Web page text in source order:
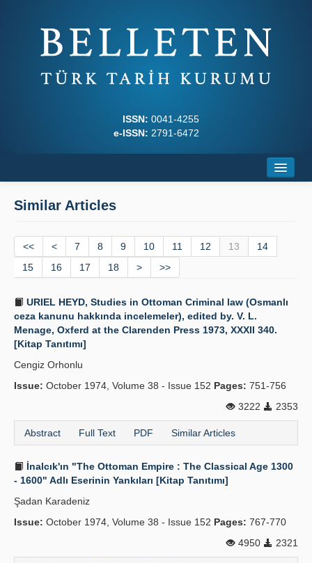
ISSN: 0041-4255
e-ISSN: 2791-6472
Journal Boards
Writing Rules
Principles
Publication Policies
Contact Us
Similar Articles
<< < 7 8 9 10 11 12 13
14
15
16 17 18 > >>
URIEL HEYD, Studies in Ottoman Criminal law (Osmanlı
ceza kanunu hakkında incelemeler), edited by. V. L.
Menage, Oxferd at the Clarenden Press 1973, XXXII 340.
[Kitap Tanıtımı]
Cengiz Orhonlu
Issue: October 1974, Volume 38 - Issue 152 Pages: 751-756
3222
2353
Abstract Full Text PDF Similar Articles
İnalcık'ın "The Ottoman Empire : The Classical Age 1300
- 1600" Adlı Eserinin Yankıları [Kitap Tanıtımı]
Şadan Karadeniz
Issue: October 1974, Volume 38 - Issue 152 Pages: 767-770
4950
2321